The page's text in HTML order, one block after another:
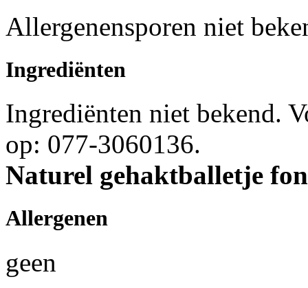
Allergenensporen niet
Ingrediënten
Ingrediënten niet bekend.
op: 077-3060136.
Naturel gehaktballetje
Allergenen
geen